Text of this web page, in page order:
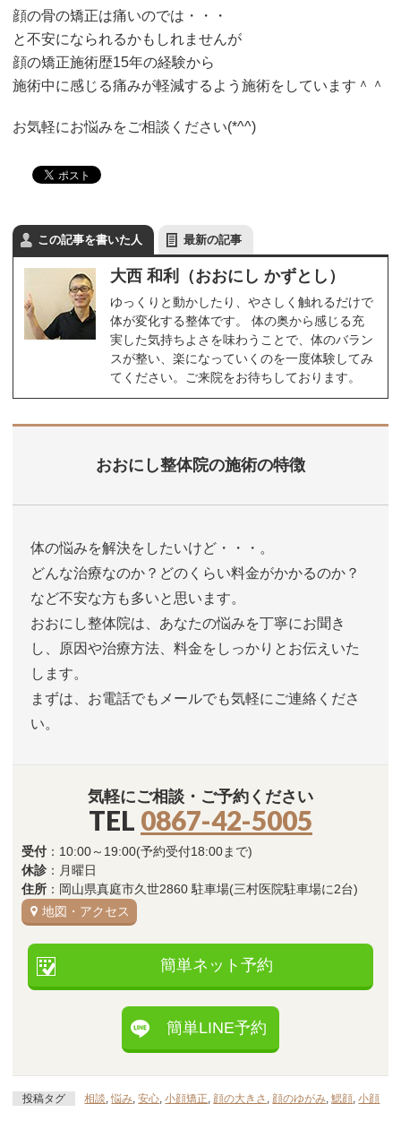
顔の骨の矯正は痛いのでは・・・
と不安になられるかもしれませんが
顔の矯正施術歴15年の経験から
施術中に感じる痛みが軽減するよう施術をしています＾＾
お気軽にお悩みをご相談ください(*^^)
この記事を書いた人 最新の記事
大西 和利（おおにし かずとし）
ゆっくりと動かしたり、やさしく触れるだけで
体が変化する整体です。 体の奥から感じる充
実した気持ちよさを味わうことで、体のバラン
スが整い、楽になっていくのを一度体験してみ
てください。ご来院をお待ちしております。
おおにし整体院の施術の特徴
体の悩みを解決をしたいけど・・・。
どんな治療なのか？どのくらい料金がかかるのか？
など不安な方も多いと思います。
おおにし整体院は、あなたの悩みを丁寧にお聞き
し、原因や治療方法、料金をしっかりとお伝えいた
します。
まずは、お電話でもメールでも気軽にご連絡くださ
い。
気軽にご相談・ご予約ください
TEL 0867-42-5005
受付 ：10:00～19:00(予約受付18:00まで)
休診 ：月曜日
住所 ：岡山県真庭市久世2860 駐車場(三村医院駐車場に2台)
地図・アクセス
簡単ネット予約
簡単LINE予約
投稿タグ 相談,悩み,安心,小顔矯正, 顔の大きさ , 顔のゆがみ,鰓顔,小顔